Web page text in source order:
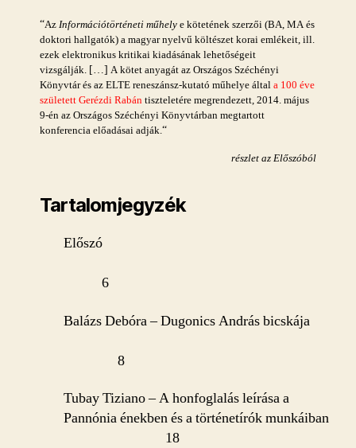
“AzInformációtörténetiműhelye kötetének szerzői (BA, MA és
doktori hallgatók) a magyar nyelvű költészet korai emlékeit, ill.
ezek elektronikus kritikai kiadásának lehetőségeit
vizsgálják. […] A kötet anyagát az Országos Széchényi
Könyvtár és az ELTE reneszánsz-kutató műhelye általa 100 éve
született Gerézdi Rabántiszteletére megrendezett, 2014. május
9-én az Országos Széchényi Könyvtárban megtartott
konferencia előadásai adják.“
részlet az Előszóból
Tartalomjegyzék
Előszó
6
Balázs Debóra – Dugonics András bicskája
8
Tubay Tiziano – A honfoglalás leírása a
Pannónia énekben és a történetírók munkáiban
18